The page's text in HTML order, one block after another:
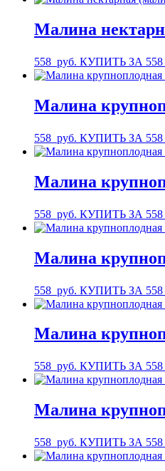
Малина
558 руб. КУПИТЬ ЗА 558
Малина
558 руб. КУПИТЬ ЗА 558
Малина
558 руб. КУПИТЬ ЗА 558
Малина
558 руб. КУПИТЬ ЗА 558
Малина
558 руб. КУПИТЬ ЗА 558
Малина
558 руб. КУПИТЬ ЗА 558